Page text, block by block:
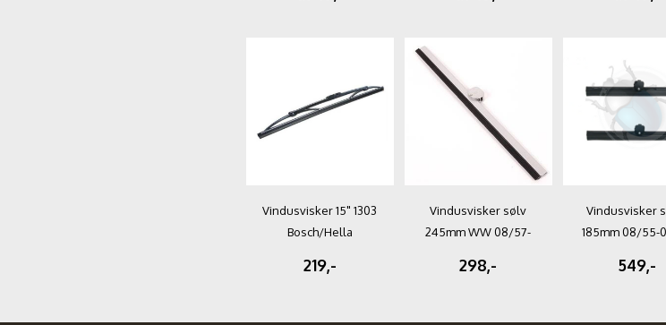
Vindusvisker 15" 1303
Bosch/Hella
219,-
Vindusvisker sølv
245mm WW 08/57-
298,-
Vindusvisker
185mm 08/55-
549,-